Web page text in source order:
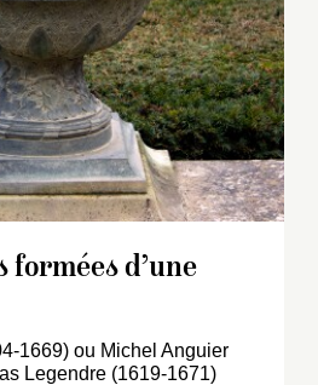
formées d’une
1669) ou Michel Anguier
Legendre (1619-1671)